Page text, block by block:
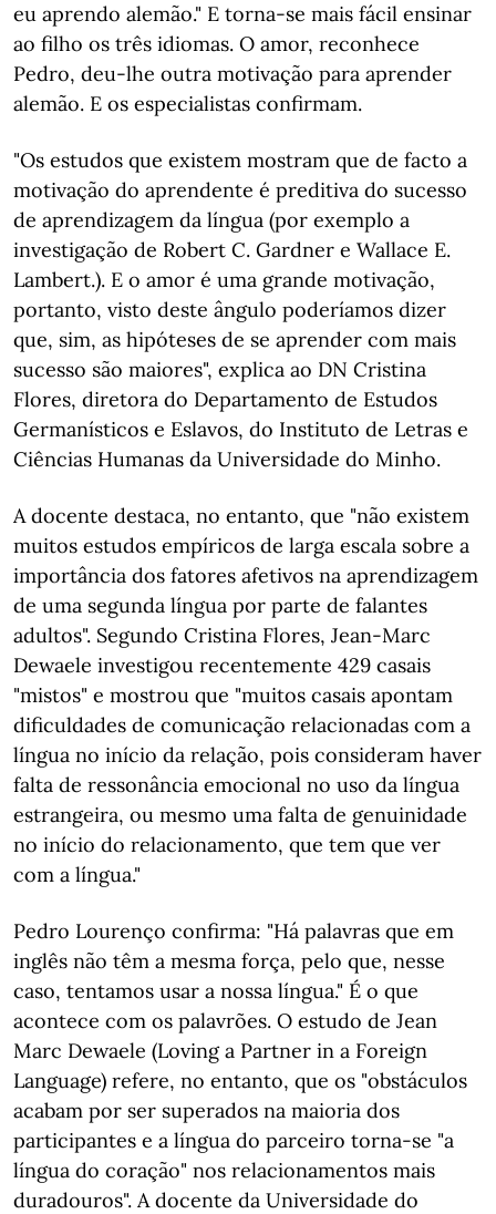
eu aprendo alemão." E torna-se mais fácil ensinar
ao filho os três idiomas. O amor, reconhece
Pedro, deu-lhe outra motivação para aprender
alemão. E os especialistas confirmam.
"Os estudos que existem mostram que de facto a
motivação do aprendente é preditiva do sucesso
de aprendizagem da língua (por exemplo a
investigação de Robert C. Gardner e Wallace E.
Lambert.). E o amor é uma grande motivação,
portanto, visto deste ângulo poderíamos dizer
que, sim, as hipóteses de se aprender com mais
sucesso são maiores", explica ao DN Cristina
Flores, diretora do Departamento de Estudos
Germanísticos e Eslavos, do Instituto de Letras e
Ciências Humanas da Universidade do Minho.
A docente destaca, no entanto, que "não existem
muitos estudos empíricos de larga escala sobre a
importância dos fatores afetivos na aprendizagem
de uma segunda língua por parte de falantes
adultos". Segundo Cristina Flores, Jean-Marc
Dewaele investigou recentemente 429 casais
"mistos" e mostrou que "muitos casais apontam
dificuldades de comunicação relacionadas com a
língua no início da relação, pois consideram haver
falta de ressonância emocional no uso da língua
estrangeira, ou mesmo uma falta de genuinidade
no início do relacionamento, que tem que ver
com a língua."
Pedro Lourenço confirma: "Há palavras que em
inglês não têm a mesma força, pelo que, nesse
caso, tentamos usar a nossa língua." É o que
acontece com os palavrões. O estudo de Jean
Marc Dewaele (Loving a Partner in a Foreign
Language) refere, no entanto, que os "obstáculos
acabam por ser superados na maioria dos
participantes e a língua do parceiro torna-se "a
língua do coração" nos relacionamentos mais
duradouros". A docente da Universidade do